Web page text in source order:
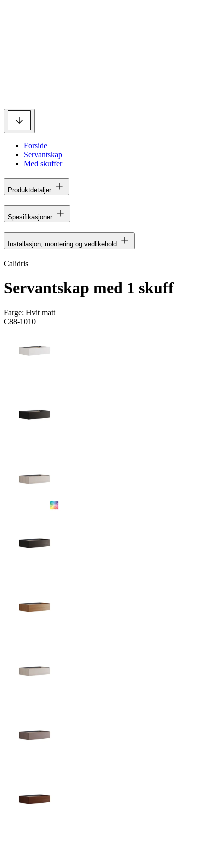
Forside
Servantskap
Med skuffer
Produktdetaljer
Spesifikasjoner
Installasjon, montering og vedlikehold
Calidris
Servantskap med 1 skuff
Farge: Hvit matt
C88-1010